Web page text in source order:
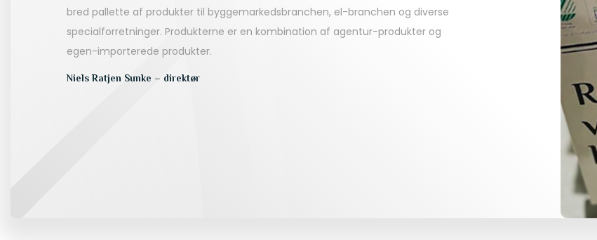
bred pallette af produkter til byggemarkedsbranchen, el-branchen og diverse
specialforretninger. Produkterne er en kombination af agentur-produkter og
egen-importerede produkter.
Niels Ratjen Sunke – direktør